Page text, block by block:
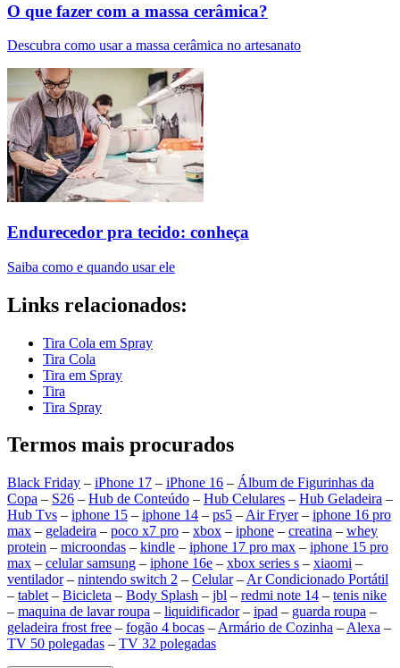
O que fazer com a massa cerâmica?
Descubra como usar a massa cerâmica no artesanato
Endurecedor pra tecido: conheça
Saiba como e quando usar ele
Links relacionados:
Tira Cola em Spray
Tira Cola
Tira em Spray
Tira
Tira Spray
Termos mais procurados
Black Friday – iPhone 17 – iPhone 16 – Álbum de Figurinhas da
Copa – S26 – Hub de Conteúdo – Hub Celulares – Hub Geladeira –
Hub Tvs – iphone 15 – iphone 14 – ps5 – Air Fryer– iphone 16 pro
max – geladeira – poco x7 pro – xbox – iphone – creatina – whey
protein – microondas – kindle – iphone 17 pro max – iphone 15 pro
max – celular samsung – iphone 16e – xbox series s – xiaomi –
ventilador– nintendo switch 2 – Celular– Ar Condicionado Portátil
– tablet – Bicicleta – Body Splash – jbl – redmi note 14 – tenis nike
– maquina de lavar roupa – liquidificador– ipad – guarda roupa –
geladeira frost free – fogão 4 bocas – Armário de Cozinha – Alexa –
TV 50 polegadas – TV 32 polegadas